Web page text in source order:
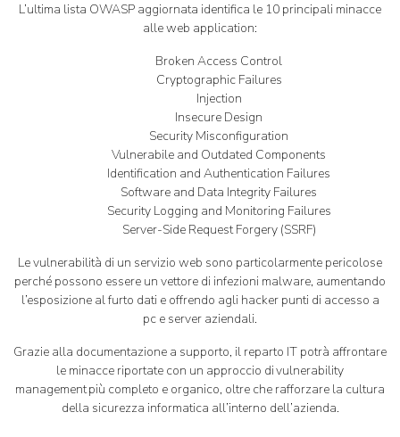
L’ultima lista OWASP aggiornata identifica le 10 principali minacce
alle web application:
Broken Access Control
Cryptographic Failures
Injection
Insecure Design
Security Misconfiguration
Vulnerabile and Outdated Components
Identification and Authentication Failures
Software and Data Integrity Failures
Security Logging and Monitoring Failures
Server-Side Request Forgery (SSRF)
Le vulnerabilità di un servizio web sono particolarmente pericolose
perché possono essere un vettore di infezioni malware, aumentando
l’esposizione al furto dati e offrendo agli hacker punti di accesso a
pc e server aziendali.
Grazie alla documentazione a supporto, il reparto IT potrà affrontare
le minacce riportate con un approccio di vulnerability
management più completo e organico, oltre che rafforzare la cultura
della sicurezza informatica all’interno dell’azienda.